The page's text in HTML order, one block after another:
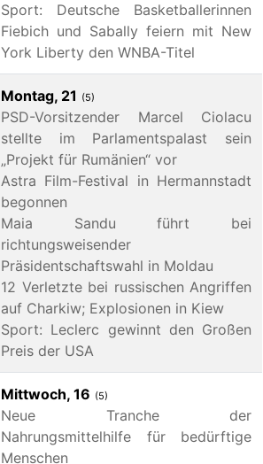
Sport: Deutsche Basketballerinnen
Fiebich und Sabally feiern mit New
York Liberty den WNBA-Titel
Montag, 21 (5)
PSD-Vorsitzender Marcel Ciolacu
stellte im Parlamentspalast sein
„Projekt für Rumänien“ vor
Astra Film-Festival in Hermannstadt
begonnen
Maia Sandu führt bei
richtungsweisender
Präsidentschaftswahl in Moldau
12 Verletzte bei russischen Angriffen
auf Charkiw; Explosionen in Kiew
Sport: Leclerc gewinnt den Großen
Preis der USA
Mittwoch, 16 (5)
Neue Tranche der
Nahrungsmittelhilfe für bedürftige
Menschen